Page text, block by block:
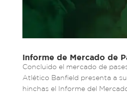
Informe de Mercado de
Concluido el mercado de
Atlético Banfield presenta a
hinchas el Informe del